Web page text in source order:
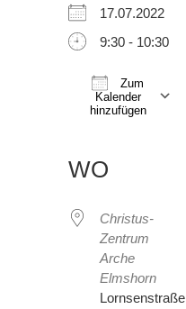
17.07.2022
9:30 - 10:30
Zum
Kalender
hinzufügen
WO
Christus-
Zentrum
Arche
Elmshorn
Lornsenstraße